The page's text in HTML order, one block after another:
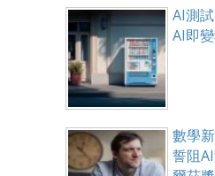
AI測
AI即
數學
誓阻